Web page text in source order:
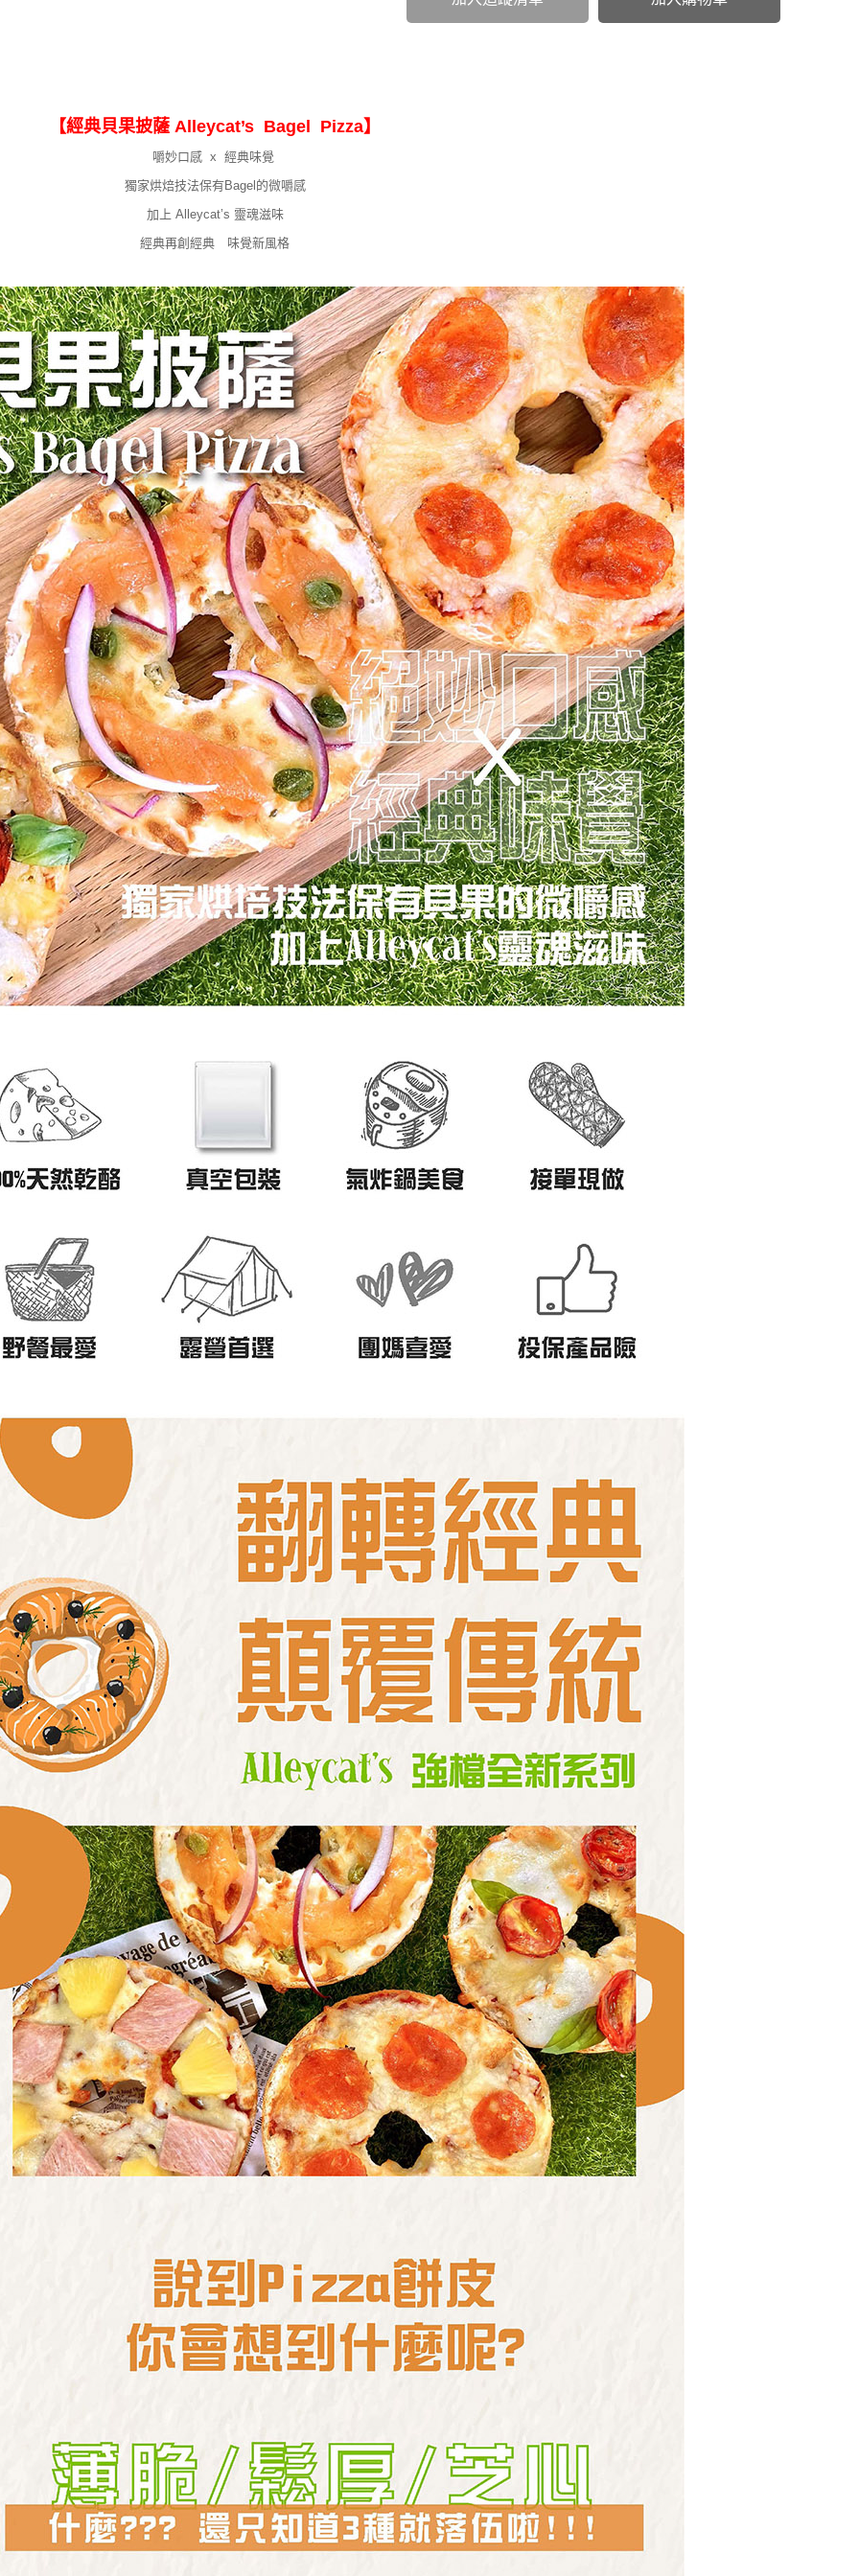
【經典貝果披薩 Alleycat’s Bagel Pizza】
嚼妙口感 x 經典味覺
獨家烘焙技法保有Bagel的微嚼感
加上 Alleycat’s 靈魂滋味
經典再創經典 味覺新風格